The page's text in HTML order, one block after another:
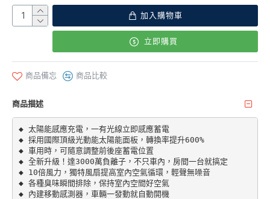
加入購物車
立即購買
商品備忘 商品比較
商品描述
◆ 太陽能感應充電，一有光線立即感應蓄電
◆ 採用國際頂級光動能太陽能面板，轉換率提升600%
◆ 車用時，可隨意調整前後座蓄電位置
◆ 全新升級！達3000萬負離子，不只車內，房間一台就搞定
◆ 10倍風力，獨特風扇提高室內空氣循環，輕聲無噪音
◆ 各種臭味瞬間排除，保持室內空間好空氣
◆ 內建移動感測器，車輛一發動就自動開機